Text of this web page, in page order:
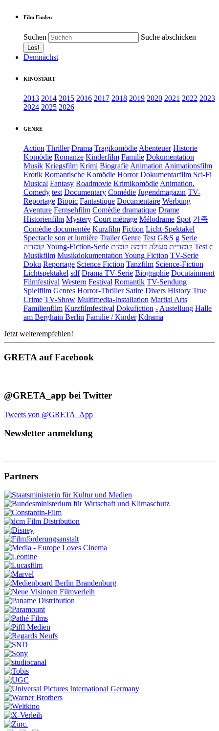
Film Finden
Suchen Suche abschicken
Demnächst
KINOSTART
2013 2014 2015 2016 2017 2018 2019 2020 2021 2022 2023
2024 2025 2026
GENRE
Action Thriller Drama Tragikomödie Abenteuer Historie
Komödie Romanze Kinderfilm Familie Dokumentation
Musik Kriegsfilm Krimi Biografie Animation Animationsfilm
Erotik Romantische Komödie Horror Dokumentarfilm Sci-Fi
Musical Fantasy Roadmovie Krimikomödie Animation.
Comedy test Documentary Comédie Jugendmagazin TV-
Reportage Biopic Fantastique Documentaire Werbung
Aventure Fernsehfilm Comédie dramatique Drame
Historienfilm Mystery Court métrage Mélodrame Spot 가족
Comédie documentée Kurzfilm Fiction Licht-Spektakel
Spectacle son et lumière Trailer Genre Test G&S g Serie
קומדיה Young-Fiction-Serie קומדיית פעולה דרמה קומית
Test c
Musikfilm Musikdokumentation Young Fiction TV-Serie
Doku Reportage Science Fiction Tanzfilm Science-Fiction
Lichtspektakel sdf Drama TV-Serie Biographie Docutainment
Filmfestival Western Festival Romantik TV-Sendung
Spielfilm Genres Horror-Thriller Satire Divers History True
Crime TV-Show Multimedia-Installation Martial Arts
Familienfilm Kurzfilmfestival Dokufiction - Austellung Halle
am Berghain Berlin Familie / Kinder Kdrama
Jetzt weiterempfehlen!
GRETA auf Facebook
@GRETA_app bei Twitter
Tweets von @GRETA_App
Newsletter anmeldung
Partners